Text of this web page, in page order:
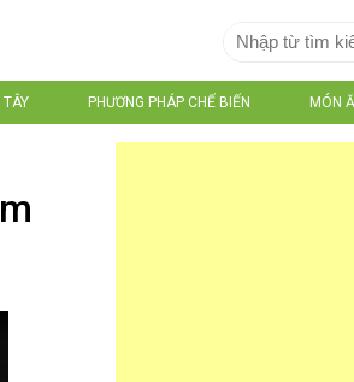
PHƯƠNG PHÁP CHẾ BIẾN MÓN